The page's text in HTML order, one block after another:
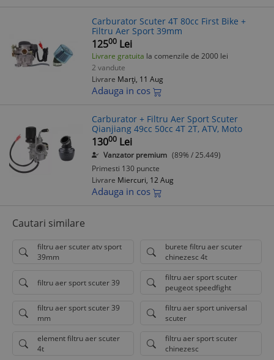
Carburator Scuter 4T 80cc First Bike +
Filtru Aer Sport 39mm
12500 Lei
Livrare gratuita la comenzile de 2000 lei
2 vandute
Livrare Marți, 11 Aug
Adauga in cos
Carburator + Filtru Aer Sport Scuter
Qianjiang 49cc 50cc 4T 2T, ATV, Moto
13000 Lei
Vanzator premium (89% / 25.449)
Primesti 130 puncte
Livrare Miercuri, 12 Aug
Adauga in cos
Cautari similare
filtru aer scuter atv sport
39mm
burete filtru aer scuter
chinezesc 4t
filtru aer sport scuter 39
filtru aer sport scuter
peugeot speedfight
filtru aer sport scuter 39
mm
filtru aer sport universal
scuter
element filtru aer scuter
4t
filtru aer sport scuter
chinezesc